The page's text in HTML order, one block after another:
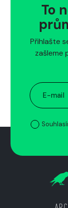
To
Přihlašte
zašleme